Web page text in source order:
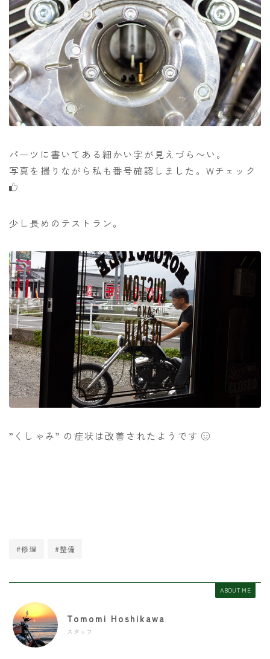
パーツに書いてある細かい字が見えづら〜い。
写真を撮りながら私も番号確認しました。Wチェック
少し長めのテストラン。
”くしゃみ” の症状は改善されたようです
#修理 #整備
ABOUT ME
Tomomi Hoshikawa
スタッフ